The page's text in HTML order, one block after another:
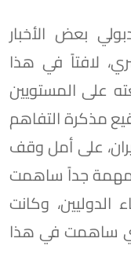
بعض الأخبار
لافتاً في هذا
على المستويين
مذكرة التفاهم
على أمل وقف
مهمة جداً ساهمت
وكانت
ساهمت في هذا